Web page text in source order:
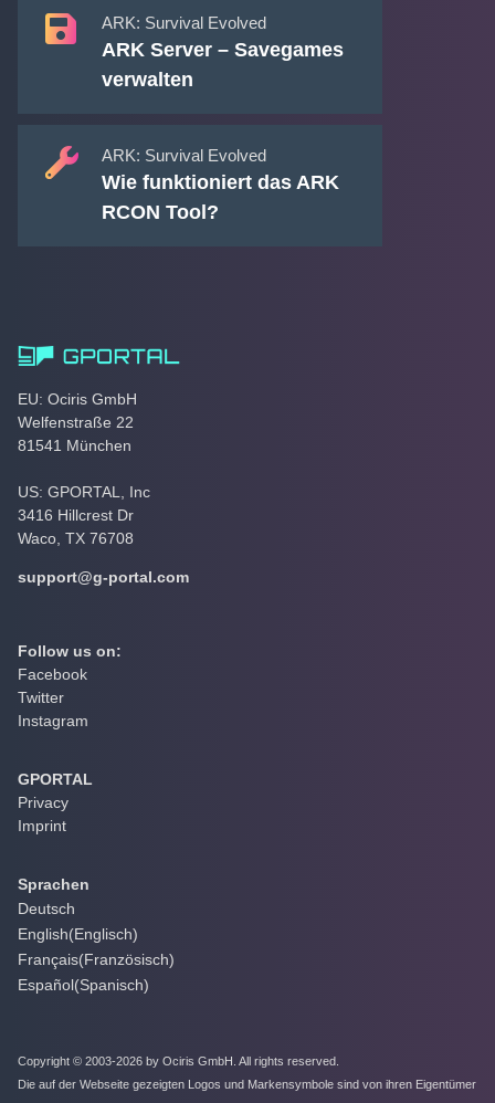
ARK: Survival Evolved
ARK Server – Savegames
verwalten
ARK: Survival Evolved
Wie funktioniert das ARK
RCON Tool?
EU: Ociris GmbH
Welfenstraße 22
81541 München
US: GPORTAL, Inc
3416 Hillcrest Dr
Waco, TX 76708
support@g-portal.com
Follow us on:
Facebook
Twitter
Instagram
GPORTAL
Privacy
Imprint
Sprachen
Deutsch
English(Englisch)
Français(Französisch)
Español(Spanisch)
Copyright © 2003-2026 by Ociris GmbH. All rights reserved.
Die auf der Webseite gezeigten Logos und Markensymbole sind von ihren Eigentümer